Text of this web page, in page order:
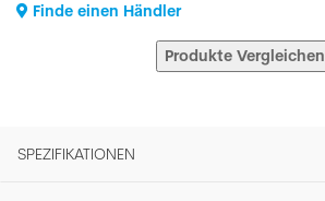
Finde einen Händler
Produkte Vergleichen
SPEZIFIKATIONEN